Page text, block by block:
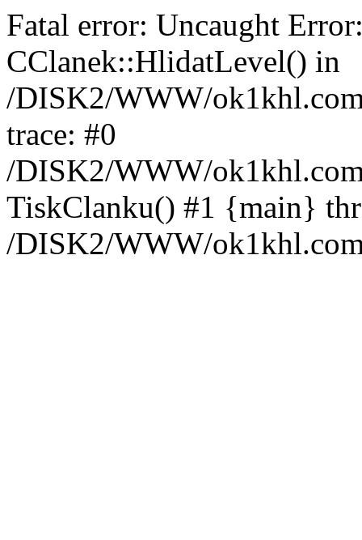
Fatal error: Uncaught
CClanek::HlidatLevel() in
/DISK2/WWW/
trace: #0
/DISK2/WWW/
TiskClanku() #1 {main}
/DISK2/WWW/